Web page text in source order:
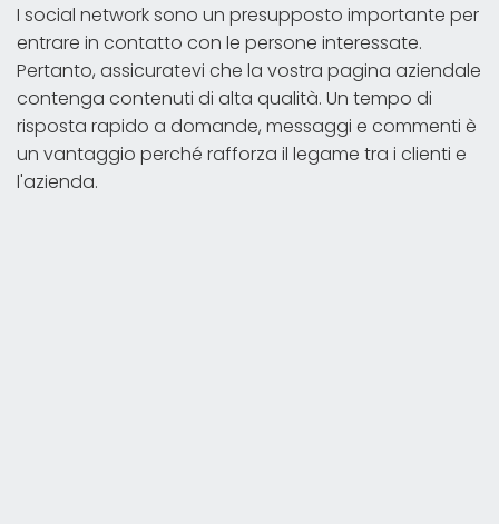
I social network sono un presupposto importante per
entrare in contatto con le persone interessate.
Pertanto, assicuratevi che la vostra pagina aziendale
contenga contenuti di alta qualità. Un tempo di
risposta rapido a domande, messaggi e commenti è
un vantaggio perché rafforza il legame tra i clienti e
l'azienda.